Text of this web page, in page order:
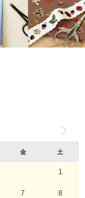
金 土
1
7 8